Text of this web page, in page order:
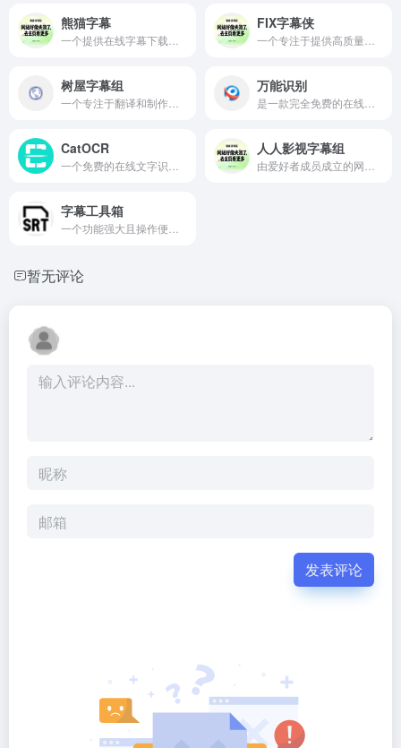
熊猫字幕 FIX字幕侠
树屋字幕组 万能识别
CatOCR 人人影视字幕组
字幕工具箱
暂无评论
发表评论